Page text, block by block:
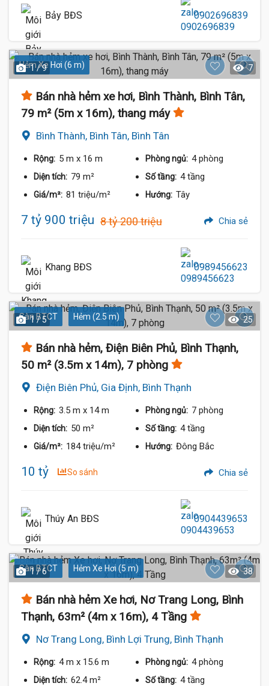
Bảy BĐS 0902696839
Hẻm Xe Hơi (6 m)
1 / 9 7
Bán nhà hẻm xe hơi, Bình Thành, Bình Tân,
79 m² (5m x 16m), thang máy
Bình Thành, Bình Tân, Bình Tân
Rộng: 5 m x 16 m Phòng ngủ: 4 phòng
Diện tích: 79 m² Số tầng: 4 tầng
Giá/m²: 81 triệu/m² Hướng: Tây
7 tỷ 900 triệu 8 tỷ 200 triệu Chia sẻ
Khang BĐS 0989456623
Sàn BTCT Hẻm (2.5 m)
1 / 5 25
Bán nhà hẻm, Điện Biên Phủ, Bình Thạnh,
50 m² (3.5m x 14m), 7 phòng
Điện Biên Phủ, Gia Định, Bình Thạnh
Rộng: 3.5 m x 14 m Phòng ngủ: 7 phòng
Diện tích: 50 m² Số tầng: 4 tầng
Giá/m²: 184 triệu/m² Hướng: Đông Bắc
10 tỷ So sánh Chia sẻ
Thúy An BĐS 0904439653
Sàn BTCT Hẻm Xe Hơi (5 m)
1 / 6 38
Bán nhà hẻm Xe hơi, Nơ Trang Long, Bình
Thạnh, 63m² (4m x 16m), 4 Tầng
Nơ Trang Long, Bình Lợi Trung, Bình Thạnh
Rộng: 4 m x 15.6 m Phòng ngủ: 4 phòng
Diện tích: 62.4 m² Số tầng: 4 tầng